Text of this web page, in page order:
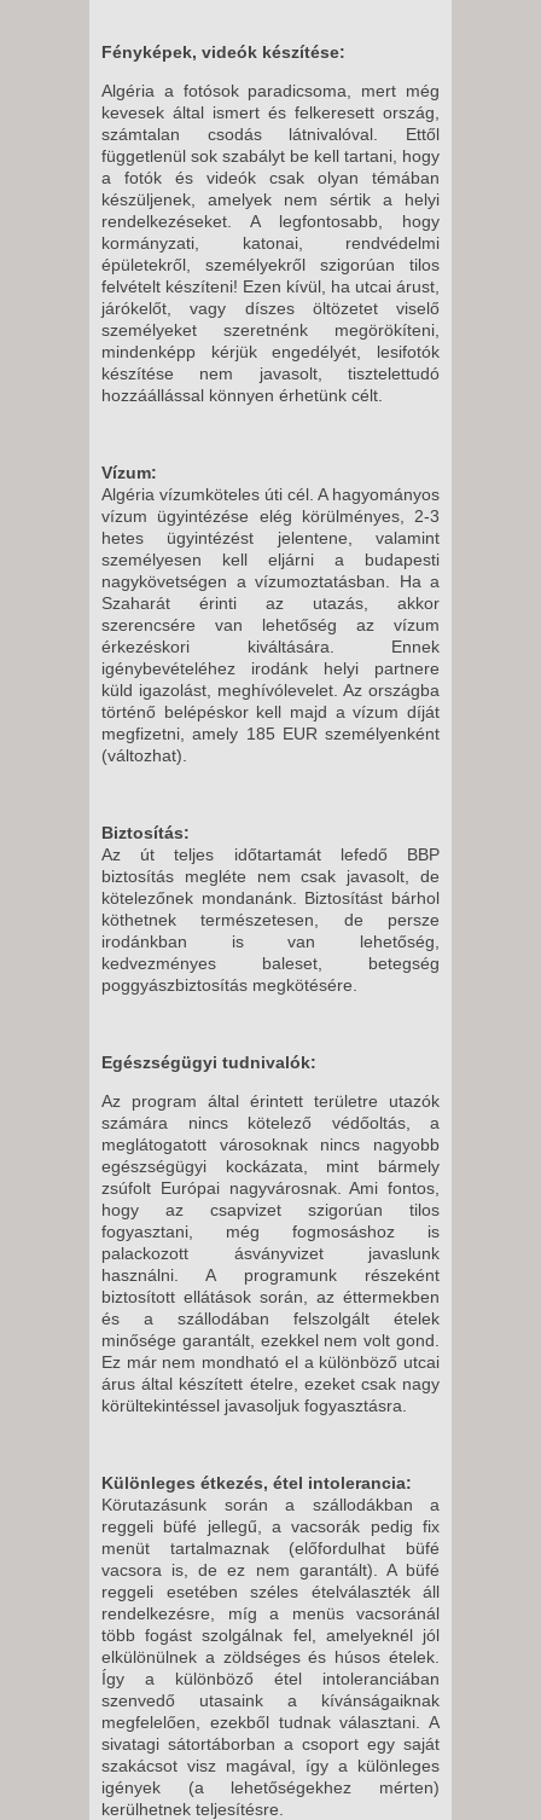
Fényképek, videók készítése:
Algéria a fotósok paradicsoma, mert még
kevesek által ismert és felkeresett ország,
számtalan csodás látnivalóval. Ettől
függetlenül sok szabályt be kell tartani, hogy
a fotók és videók csak olyan témában
készüljenek, amelyek nem sértik a helyi
rendelkezéseket. A legfontosabb, hogy
kormányzati, katonai, rendvédelmi
épületekről, személyekről szigorúan tilos
felvételt készíteni! Ezen kívül, ha utcai árust,
járókelőt, vagy díszes öltözetet viselő
személyeket szeretnénk megörökíteni,
mindenképp kérjük engedélyét, lesifotók
készítése nem javasolt, tisztelettudó
hozzáállással könnyen érhetünk célt.
Vízum:
Algéria vízumköteles úti cél. A hagyományos
vízum ügyintézése elég körülményes, 2-3
hetes ügyintézést jelentene, valamint
személyesen kell eljárni a budapesti
nagykövetségen a vízumoztatásban. Ha a
Szaharát érinti az utazás, akkor
szerencsére van lehetőség az vízum
érkezéskori kiváltására. Ennek
igénybevételéhez irodánk helyi partnere
küld igazolást, meghívólevelet. Az országba
történő belépéskor kell majd a vízum díját
megfizetni, amely 185 EUR személyenként
(változhat).
Biztosítás:
Az út teljes időtartamát lefedő BBP
biztosítás megléte nem csak javasolt, de
kötelezőnek mondanánk. Biztosítást bárhol
köthetnek természetesen, de persze
irodánkban is van lehetőség,
kedvezményes baleset, betegség
poggyászbiztosítás megkötésére.
Egészségügyi tudnivalók:
Az program által érintett területre utazók
számára nincs kötelező védőoltás, a
meglátogatott városoknak nincs nagyobb
egészségügyi kockázata, mint bármely
zsúfolt Európai nagyvárosnak. Ami fontos,
hogy az csapvizet szigorúan tilos
fogyasztani, még fogmosáshoz is
palackozott ásványvizet javaslunk
használni. A programunk részeként
biztosított ellátások során, az éttermekben
és a szállodában felszolgált ételek
minősége garantált, ezekkel nem volt gond.
Ez már nem mondható el a különböző utcai
árus által készített ételre, ezeket csak nagy
körültekintéssel javasoljuk fogyasztásra.
Különleges étkezés, étel intolerancia:
Körutazásunk során a szállodákban a
reggeli büfé jellegű, a vacsorák pedig fix
menüt tartalmaznak (előfordulhat büfé
vacsora is, de ez nem garantált). A büfé
reggeli esetében széles ételválaszték áll
rendelkezésre, míg a menüs vacsoránál
több fogást szolgálnak fel, amelyeknél jól
elkülönülnek a zöldséges és húsos ételek.
Így a különböző étel intoleranciában
szenvedő utasaink a kívánságaiknak
megfelelően, ezekből tudnak választani. A
sivatagi sátortáborban a csoport egy saját
szakácsot visz magával, így a különleges
igények (a lehetőségekhez mérten)
kerülhetnek teljesítésre.